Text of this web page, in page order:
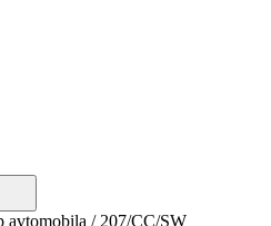
avtomobila / 207/CC/SW